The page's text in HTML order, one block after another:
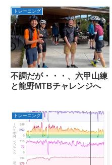
トレーニング
不調だが・・・、六甲山練
と龍野MTBチャレンジへ
トレーニング